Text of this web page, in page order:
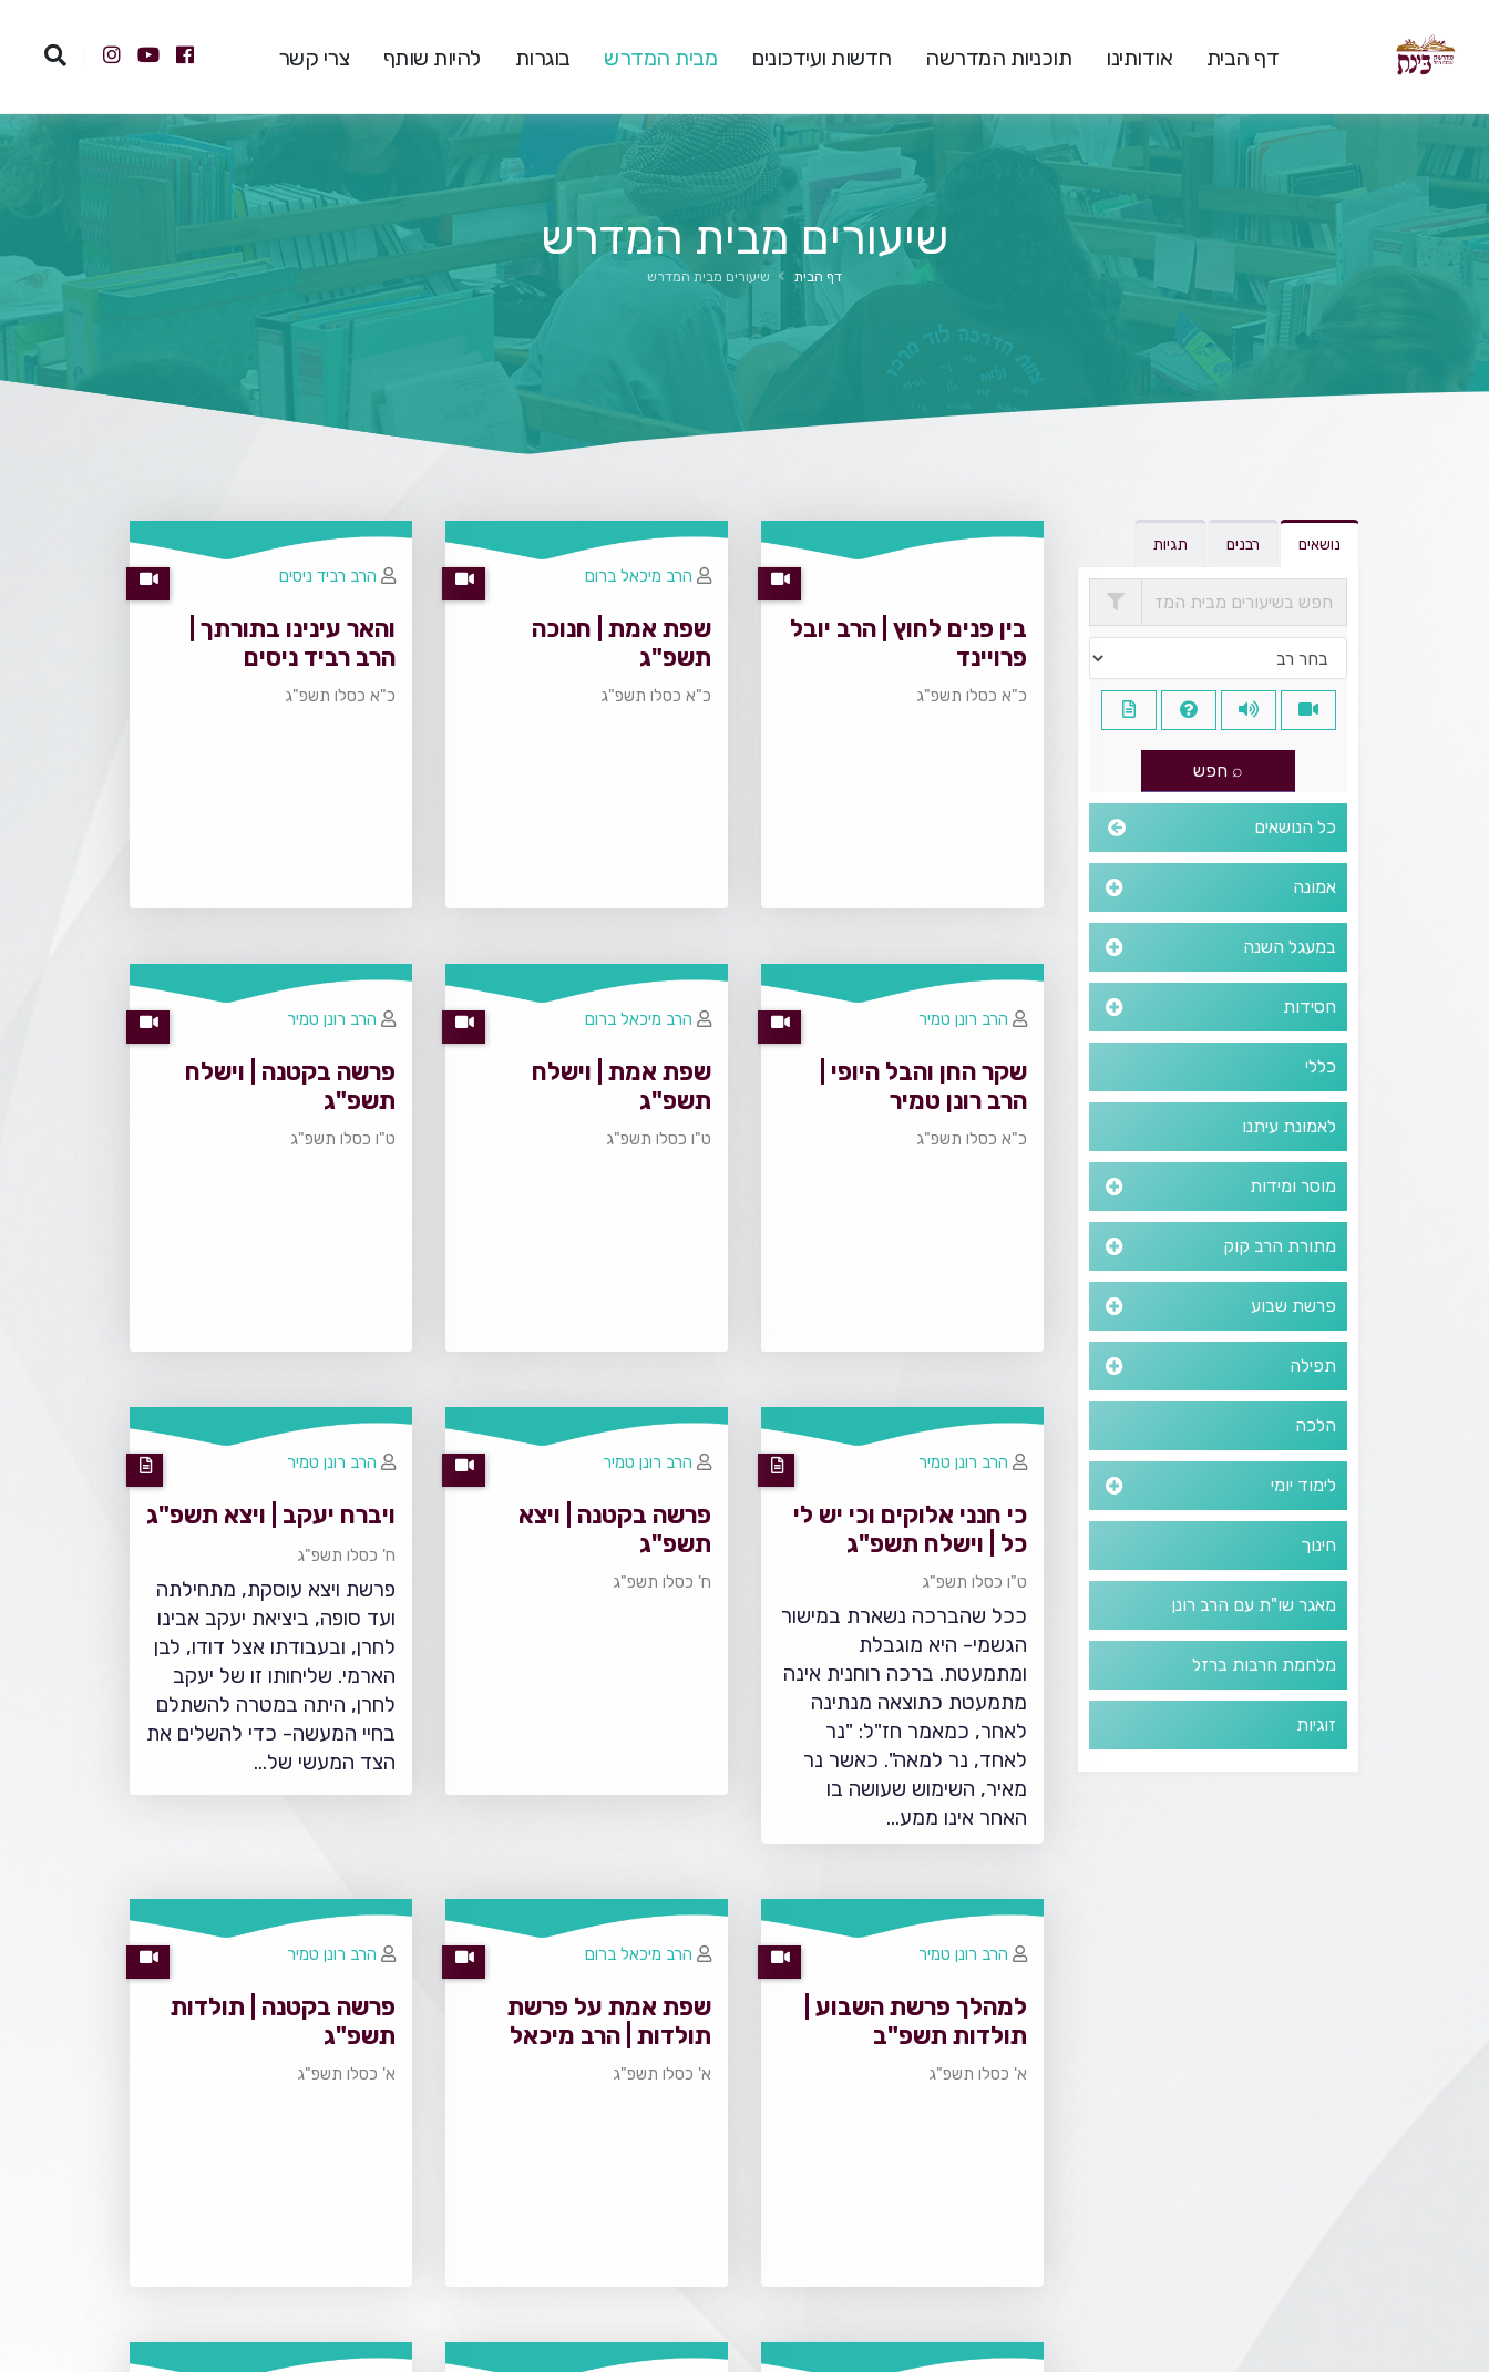
דף הבית אודותינו תוכניות המדרשה חדשות ועידכונים מבית המדרש בוגרות להיות שותף צרי קשר
שיעורים מבית המדרש
דף הבית שיעורים מבית המדרש
נושאים רבנים תגיות
כל הנושאים
אמונה
במעגל השנה
חסידות
כללי
לאמונת עיתנו
מוסר ומידות
מתורת הרב קוק
פרשת שבוע
תפילה
הלכה
לימוד יומי
חינוך
מאגר שו"ת עם הרב רונן
מלחמת חרבות ברזל
זוגיות
בין פנים לחוץ | הרב יובל
פרויינד
כ"א כסלו תשפ"ג
שפת אמת | חנוכה
תשפ"ג
כ"א כסלו תשפ"ג
הרב מיכאל ברום
והאר עינינו בתורתך |
הרב רביד ניסים
כ"א כסלו תשפ"ג
הרב רביד ניסים
שקר החן והבל היופי |
הרב רונן טמיר
כ"א כסלו תשפ"ג
הרב רונן טמיר
שפת אמת | וישלח
תשפ"ג
ט"ו כסלו תשפ"ג
הרב מיכאל ברום
פרשה בקטנה | וישלח
תשפ"ג
ט"ו כסלו תשפ"ג
הרב רונן טמיר
כי חנני אלוקים וכי יש לי
כל | וישלח תשפ"ג
ט"ו כסלו תשפ"ג
ככל שהברכה נשארת במישור
הגשמי- היא מוגבלת
ומתמעטת. ברכה רוחנית אינה
מתמעטת כתוצאה מנתינה
לאחר, כמאמר חז"ל: "נר
לאחד, נר למאה". כאשר נר
מאיר, השימוש שעושה בו
האחר אינו ממע…
הרב רונן טמיר
פרשה בקטנה | ויצא
תשפ"ג
ח' כסלו תשפ"ג
הרב רונן טמיר
ויברח יעקב | ויצא תשפ"ג
ח' כסלו תשפ"ג
פרשת ויצא עוסקת, מתחילתה
ועד סופה, ביציאת יעקב אבינו
לחרן, ובעבודתו אצל דודו, לבן
הארמי. שליחותו זו של יעקב
לחרן, היתה במטרה להשתלם
בחיי המעשה- כדי להשלים את
הצד המעשי של…
הרב רונן טמיר
למהלך פרשת השבוע |
תולדות תשפ"ב
א' כסלו תשפ"ג
הרב רונן טמיר
שפת אמת על פרשת
תולדות | הרב מיכאל
ברום
א' כסלו תשפ"ג
הרב מיכאל ברום
פרשה בקטנה | תולדות
תשפ"ג
א' כסלו תשפ"ג
הרב רונן טמיר